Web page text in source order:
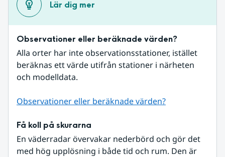
Lär dig mer
Observationer eller beräknade värden?
Alla orter har inte observationsstationer, istället
beräknas ett värde utifrån stationer i närheten
och modelldata.
Observationer eller beräknade värden?
Få koll på skurarna
En väderradar övervakar nederbörd och gör det
med hög upplösning i både tid och rum. Den är